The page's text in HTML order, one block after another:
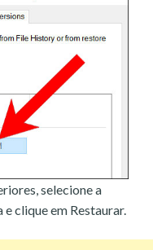
selecione a
clique em Restaurar.